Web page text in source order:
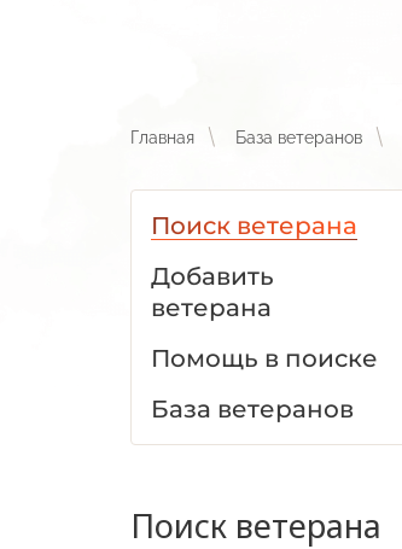
Главная База ветеранов
Поиск ветерана
Добавить
ветерана
Помощь в поиске
База ветеранов
Поиск ветерана